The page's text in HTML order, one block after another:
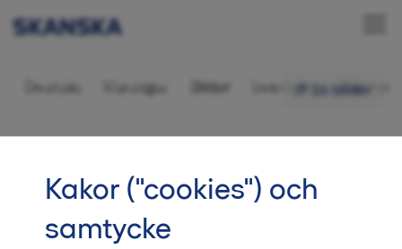
16 bilder
Bostadsrätt 4 rok,
Översikt Visningar Bilder Inredning Ditt nya
Slutsålt! Missa inte Ankaret
Ägarlägenheter
Kakor ("cookies") och
samtycke